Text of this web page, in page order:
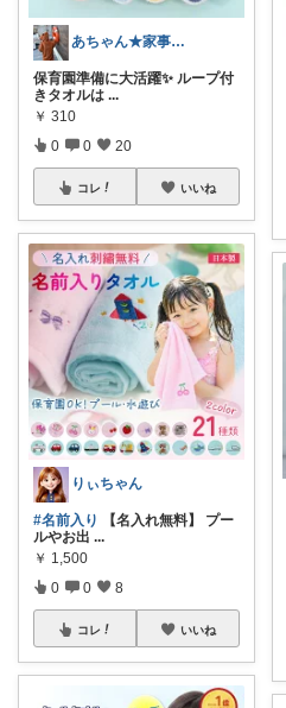
あちゃん★家事ラク＆子育てオススメ★
保育園準備に大活躍✨ ループ付
きタオルは ...
￥ 310
0 0 20
コレ いいね
りぃちゃん
#名前入り
【名入れ無料】 プー
ルやお出 ...
￥ 1,500
0 0 8
コレ いいね